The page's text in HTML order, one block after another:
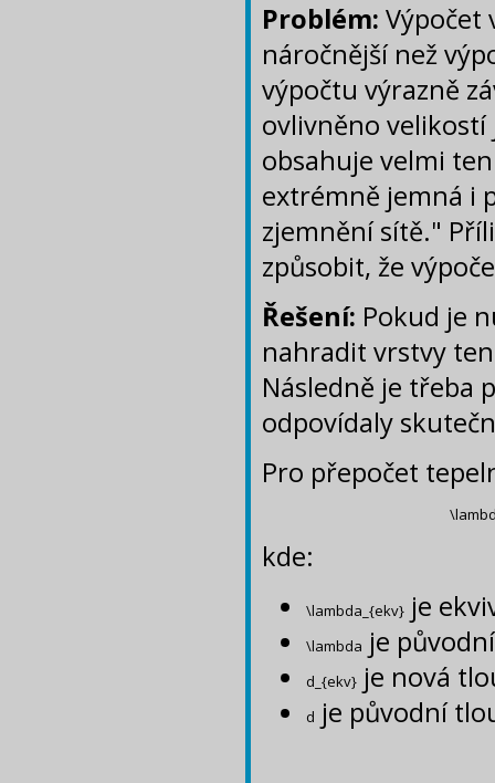
Problém: Výpočet
náročnější než
výpočtu výrazně
ovlivněno
obsahuje velmi
extrémně jemná i
zjemnění sítě."
způsobit, že
Řešení: Pokud je
nahradit vrstvy
Následně je třeba
odpovídaly
Pro přepočet
kde:
\lambda_{ekv} je
\lambda je
d_{ekv} je nová
d je původní